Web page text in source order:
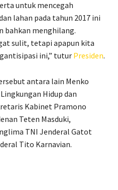
untuk mencegah
lahan pada tahun 2017 ini
bahkan menghilang.
sulit, tetapi apapun kita
ini,” tutur Presiden.
antara lain Menko
Hidup dan
Kabinet Pramono
Teten Masduki,
TNI Jenderal Gatot
Tito Karnavian.